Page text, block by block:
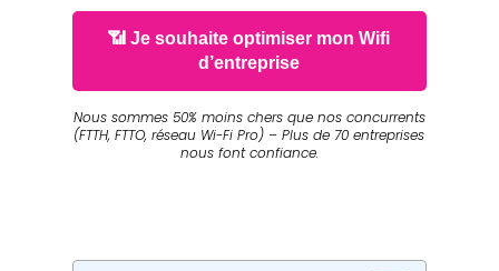
📶 Je souhaite optimiser mon Wifi
d’entreprise
Nous sommes 50% moins chers que nos concurrents
(FTTH, FTTO, réseau Wi-Fi Pro) – Plus de 70 entreprises
nous font confiance.